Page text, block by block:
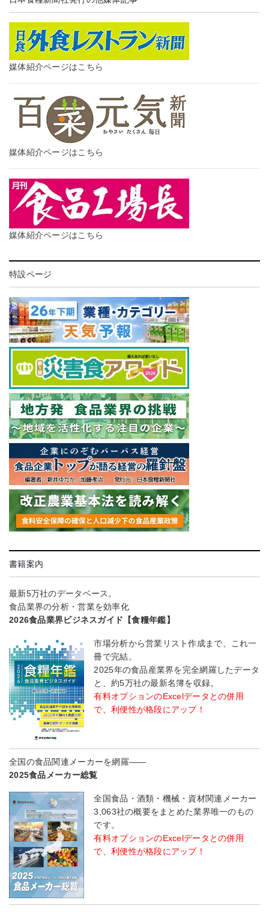
媒体紹介ページはこちら
媒体紹介ページはこちら
媒体紹介ページはこちら
特設ページ
書籍案内
最新5万社のデータベース。
食品業界の分析・営業を効率化
2026食品業界ビジネスガイド【食糧年鑑】
市場分析から営業リスト作成まで、これ一
冊で完結。
2025年の食品産業界を完全網羅したデータ
と、約5万社の最新名簿を収録。
有料オプションのExcelデータとの併用
で、利便性が格段にアップ！
全国の食品関連メーカーを網羅――
2025食品メーカー総覧
全国食品・酒類・機械・資材関連メーカー
3,063社の概要をまとめた業界唯一のもの
です。
有料オプションのExcelデータとの併用
で、利便性が格段にアップ！